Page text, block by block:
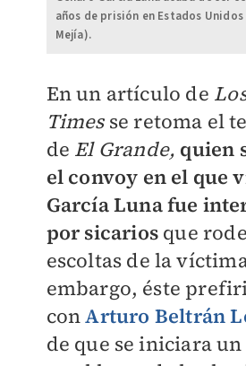
años de prisión en Estados Unidos
Mejía).
En un artículo de
Timesse retoma el
de El Grande, quien
el convoy en el que
García Luna fue
por sicariosque
escoltas de la
embargo, éste
conArturo Beltrán
de que se iniciara